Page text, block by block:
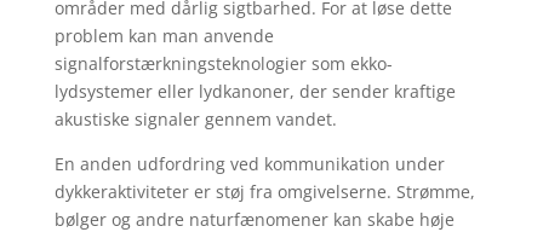
områder med dårlig sigtbarhed. For at løse dette
problem kan man anvende
signalforstærkningsteknologier som ekko-
lydsystemer eller lydkanoner, der sender kraftige
akustiske signaler gennem vandet.
En anden udfordring ved kommunikation under
dykkeraktiviteter er støj fra omgivelserne. Strømme,
bølger og andre naturfænomener kan skabe høje